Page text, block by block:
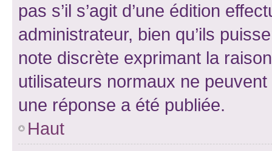
pas s’il s’agit d’une édition
administrateur, bien qu’ils
note discrète exprimant la
utilisateurs normaux ne
une réponse a été publiée.
Haut